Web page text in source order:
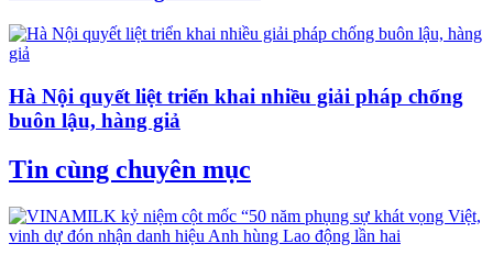
Hà Nội quyết liệt triển khai nhiều giải pháp chống
buôn lậu, hàng giả
Tin cùng chuyên mục